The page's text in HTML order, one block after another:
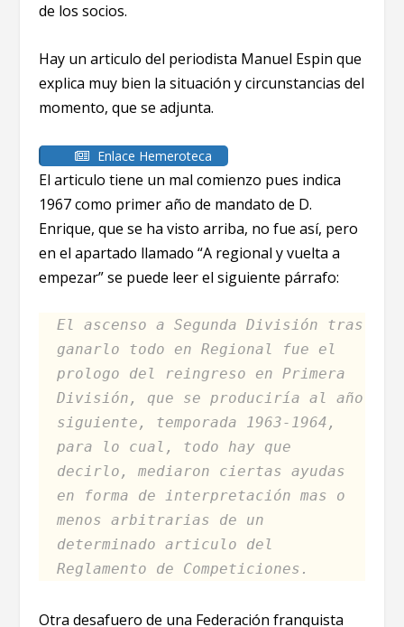
de los socios.
Hay un articulo del periodista Manuel Espin que
explica muy bien la situación y circunstancias del
momento, que se adjunta.
Enlace Hemeroteca
El articulo tiene un mal comienzo pues indica
1967 como primer año de mandato de D.
Enrique, que se ha visto arriba, no fue así, pero
en el apartado llamado “A regional y vuelta a
empezar” se puede leer el siguiente párrafo:
El ascenso a Segunda División tras
ganarlo todo en Regional fue el
prologo del reingreso en Primera
División, que se produciría al año
siguiente, temporada 1963-1964,
para lo cual, todo hay que
decirlo, mediaron ciertas ayudas
en forma de interpretación mas o
menos arbitrarias de un
determinado articulo del
Reglamento de Competiciones.
Otra desafuero de una Federación franquista